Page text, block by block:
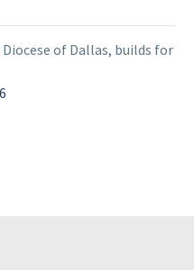
of Dallas, builds for